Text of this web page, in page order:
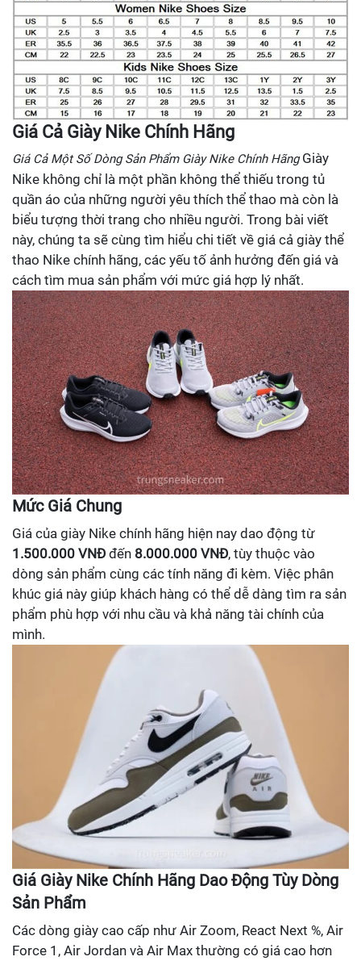
Giá Cả Giày Nike Chính Hãng
Giá Cả Một Số Dòng Sản Phẩm Giày Nike Chính HãngGiày
Nike không chỉ là một phần không thể thiếu trong tủ
quần áo của những người yêu thích thể thao mà còn là
biểu tượng thời trang cho nhiều người. Trong bài viết
này, chúng ta sẽ cùng tìm hiểu chi tiết về giá cả giày thể
thao Nike chính hãng, các yếu tố ảnh hưởng đến giá và
cách tìm mua sản phẩm với mức giá hợp lý nhất.
Mức Giá Chung
Giá của giày Nike chính hãng hiện nay dao động từ
1.500.000 VNĐ đến 8.000.000 VNĐ, tùy thuộc vào
dòng sản phẩm cùng các tính năng đi kèm. Việc phân
khúc giá này giúp khách hàng có thể dễ dàng tìm ra sản
phẩm phù hợp với nhu cầu và khả năng tài chính của
mình.
Giá Giày Nike Chính Hãng Dao Động Tùy Dòng
Sản Phẩm
Các dòng giày cao cấp như Air Zoom, React Next %, Air
Force 1, Air Jordan và Air Max thường có giá cao hơn